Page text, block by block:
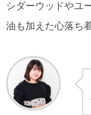
シダーウッドやユ
油も加えた心落ち